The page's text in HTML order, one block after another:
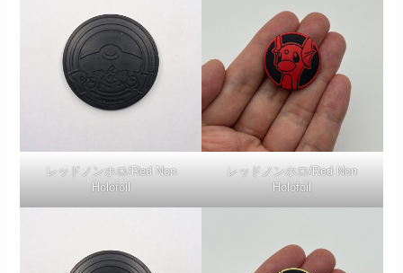
レッドノンホロ/Red Non
Holofoil
レッドノンホロ/Red Non
Holofoil